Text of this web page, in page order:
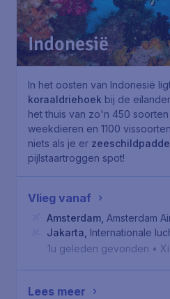
Indonesië
In het oosten van Indonesië
koraaldriehoek bij de
het thuis van zo'n 450
weekdieren en 1100
niets als je er
pijlstaartroggen spot!
Vlieg vanaf
Amsterdam Amsterdam
Jakarta Internationale
1u geleden gevonden •
Lees meer